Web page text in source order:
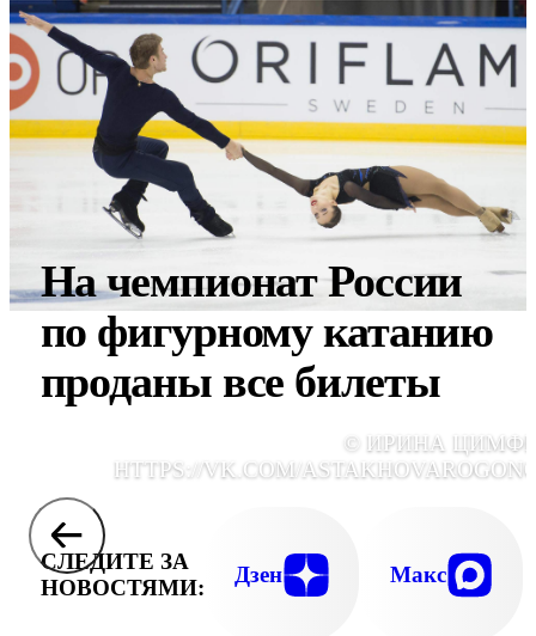
На чемпионат России
по фигурному катанию
проданы все билеты
© ИРИНА
HTTPS://VK.COM/
СЛЕДИТЕ ЗА
НОВОСТЯМИ:
Дзен Макс